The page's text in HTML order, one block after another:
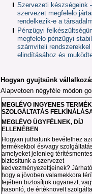
Szervezeti készségeink
szervezet megfelelo
rendelkezik-e a
Pénzügyi
megfelelo pénzügyi
számviteli
elindításához és
Hogyan gyujtsünk
Alapvetoen négyféle módon
MEGLÉVO INGYENES
SZOLGÁLTATÁS
MEGLÉVO ÜGYFÉLNEK, DÍJ
ELLENÉBEN
Hogyan juthatunk bevételhez
termékekbol és/vagy
amelyeket jelenleg
biztosítunk a szervezet
kedvezményezettjeinek?
hogy a jövoben valamekkora
fejében biztosítjuk ugyanezt,
hasonló, de értéknövelt